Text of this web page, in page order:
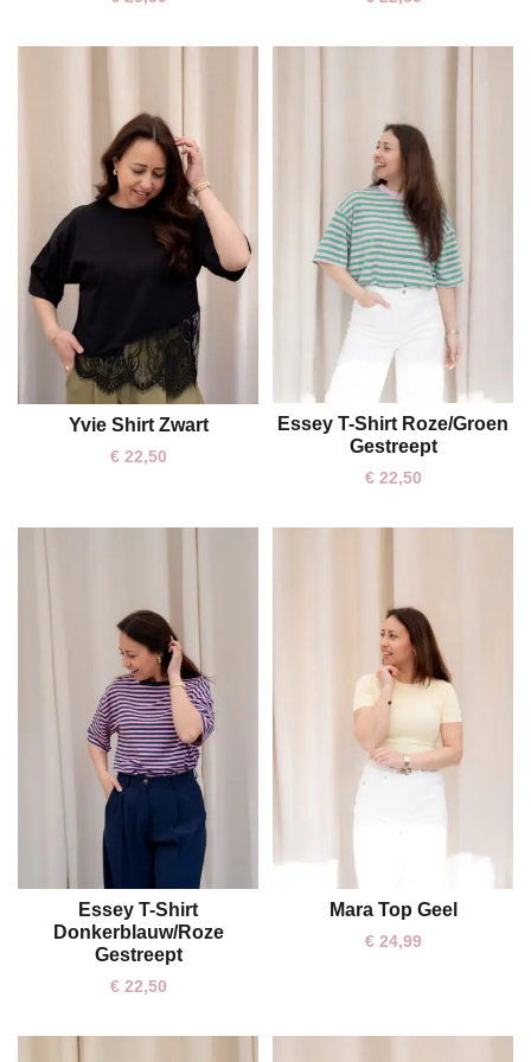
One size
Yvie Shirt Zwart
€22,50
One size
Essey T-Shirt Roze/Groen
Gestreept
€22,50
One size
Essey T-Shirt
Donkerblauw/Roze
Gestreept
€22,50
One size
Mara Top Geel
€24,99